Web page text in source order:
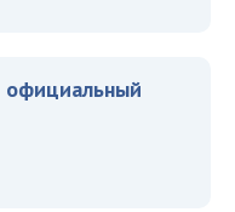
официальный